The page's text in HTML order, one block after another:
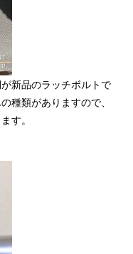
新品のラッチボルトで
種類がありますので、
す。